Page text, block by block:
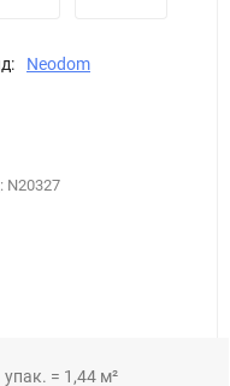
Neodom
N20327
упак. = 1,44 м²